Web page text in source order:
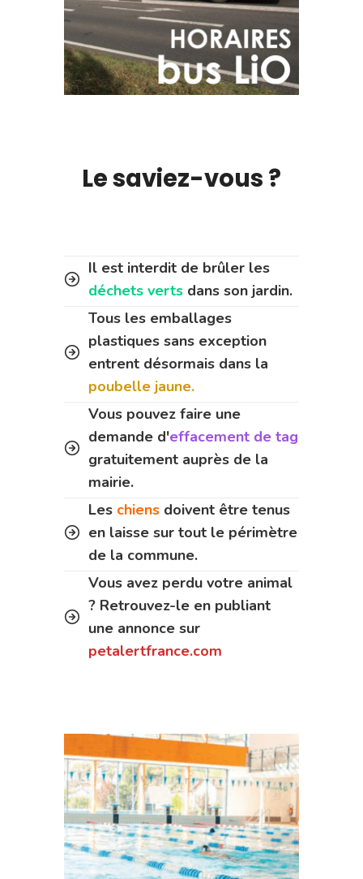
Le saviez-vous ?
Il est interdit de brûler les
déchets verts dans son jardin.
Tous les emballages
plastiques sans exception
entrent désormais dans la
poubelle jaune.
Vous pouvez faire une
demande d'effacement de tag
gratuitement auprès de la
mairie.
Les chiens doivent être tenus
en laisse sur tout le périmètre
de la commune.
Vous avez perdu votre animal
? Retrouvez-le en publiant
une annonce sur
petalertfrance.com